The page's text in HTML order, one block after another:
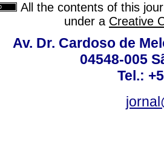
All the contents of this
under a Creative
Av. Dr. Cardoso de
04548-005
Tel.: